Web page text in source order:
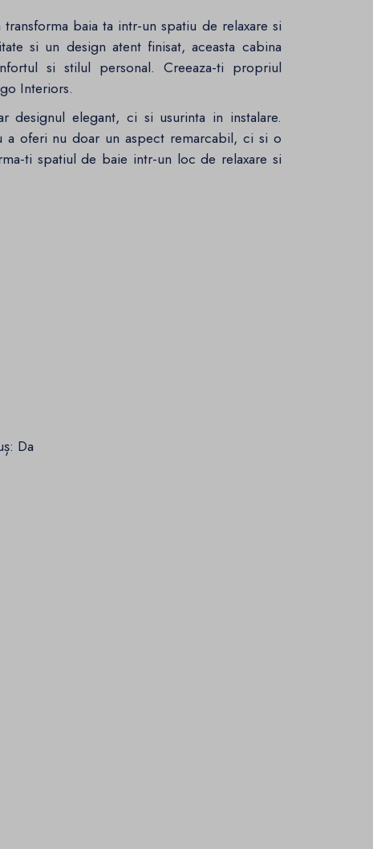
baia ta intr-un spatiu de relaxare si
si un design atent finisat, aceasta cabina
si stilul personal. Creeaza-ti propriul
Interiors.
designul elegant, ci si usurinta in instalare.
a oferi nu doar un aspect remarcabil, ci si o
ti spatiul de baie intr-un loc de relaxare si
Da